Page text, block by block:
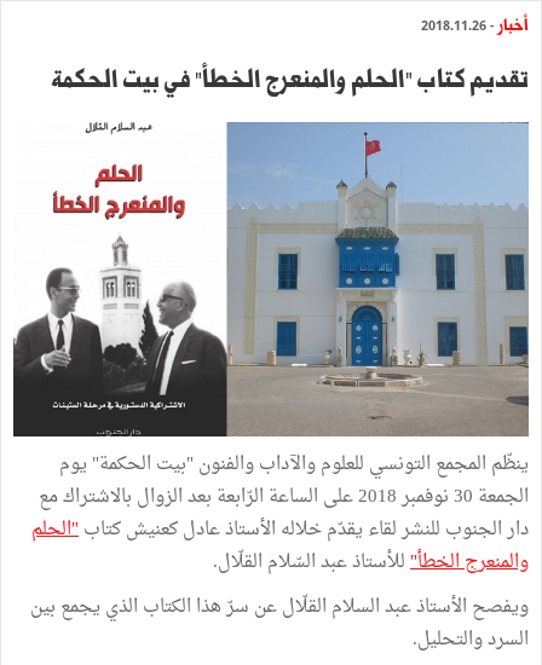
أخبار - 2018.11.26
تقديم كتاب "الحلم والمنعرج الخطأ" في بيت الحكمة
ينظّم المجمع التونسي للعلوم والآداب والفنون "بيت الحكمة" يوم
الجمعة 30 نوفمبر 2018 على الساعة الرّابعة بعد الزوال بالاشتراك مع
دار الجنوب للنشر لقاء يقدّم خلاله الأستاذ عادل كعنيش كتاب"الحلم
والمنعرج الخطأ"للأستاذ عبد السّلام القلّال.
ويفصح الأستاذ عبد السلام القلّال عن سرّ هذا الكتاب الذي يجمع بين
السرد والتحليل.